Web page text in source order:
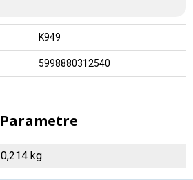
K949
5998880312540
Parametre
0,214 kg